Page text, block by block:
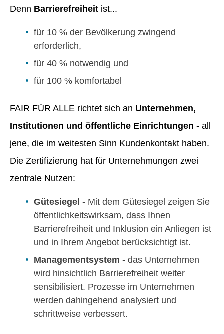
Denn Barrierefreiheit ist...
für 10 % der Bevölkerung zwingend
erforderlich,
für 40 % notwendig und
für 100 % komfortabel
FAIR FÜR ALLE richtet sich an Unternehmen,
Institutionen und öffentliche Einrichtungen - all
jene, die im weitesten Sinn Kundenkontakt haben.
Die Zertifizierung hat für Unternehmungen zwei
zentrale Nutzen:
Gütesiegel - Mit dem Gütesiegel zeigen Sie
öffentlichkeitswirksam, dass Ihnen
Barrierefreiheit und Inklusion ein Anliegen ist
und in Ihrem Angebot berücksichtigt ist.
Managementsystem - das Unternehmen
wird hinsichtlich Barrierefreiheit weiter
sensibilisiert. Prozesse im Unternehmen
werden dahingehend analysiert und
schrittweise verbessert.